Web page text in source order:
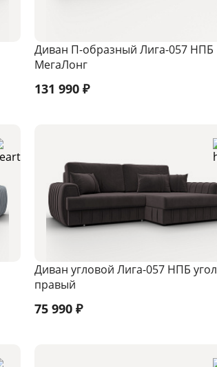
Диван П-образный Лига-057 НПБ
МегаЛонг
131 990 ₽
Диван угловой Лига-057 НПБ угол
правый
75 990 ₽